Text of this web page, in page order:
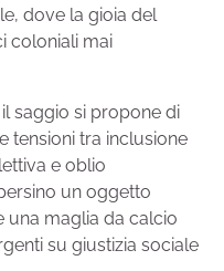
dove la gioia del
coloniali mai
saggio si propone di
tensioni tra inclusione
e oblio
un oggetto
maglia da calcio
su giustizia sociale